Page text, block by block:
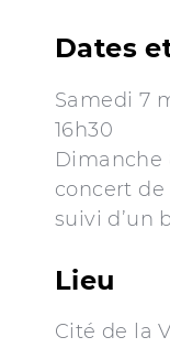
Dates
Samedi 7
16h30
Dimanche
concert
suivi d’un
Lieu
Cité de la